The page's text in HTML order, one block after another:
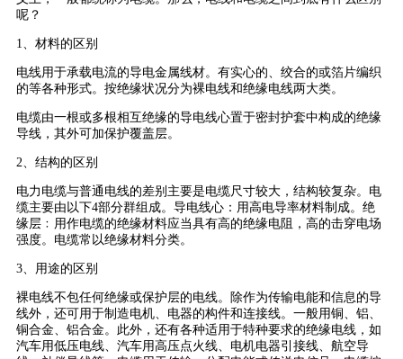
呢？
1、材料的区别
电线用于承载电流的导电金属线材。有实心的、绞合的或箔片编织
的等各种形式。按绝缘状况分为裸电线和绝缘电线两大类。
电缆由一根或多根相互绝缘的导电线心置于密封护套中构成的绝缘
导线，其外可加保护覆盖层。
2、结构的区别
电力电缆与普通电线的差别主要是电缆尺寸较大，结构较复杂。电
缆主要由以下4部分群组成。导电线心：用高电导率材料制成。绝
缘层﹕用作电缆的绝缘材料应当具有高的绝缘电阻，高的击穿电场
强度。电缆常以绝缘材料分类。
3、用途的区别
裸电线不包任何绝缘或保护层的电线。除作为传输电能和信息的导
线外，还可用于制造电机、电器的构件和连接线。一般用铜、铝、
铜合金、铝合金。此外，还有各种适用于特种要求的绝缘电线，如
汽车用低压电线、汽车用高压点火线、电机电器引接线、航空导